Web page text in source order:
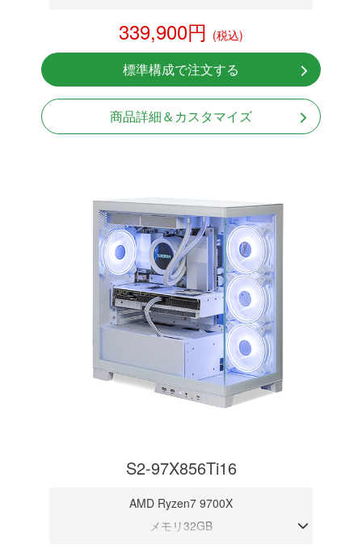
NVMeSSD 1TB
無線LAN Bluetooth対応
Windows11 Home 64bit
339,900円 (税込)
標準構成で注文する
商品詳細＆カスタマイズ
S2-97X856Ti16
AMD Ryzen7 9700X
メモリ32GB